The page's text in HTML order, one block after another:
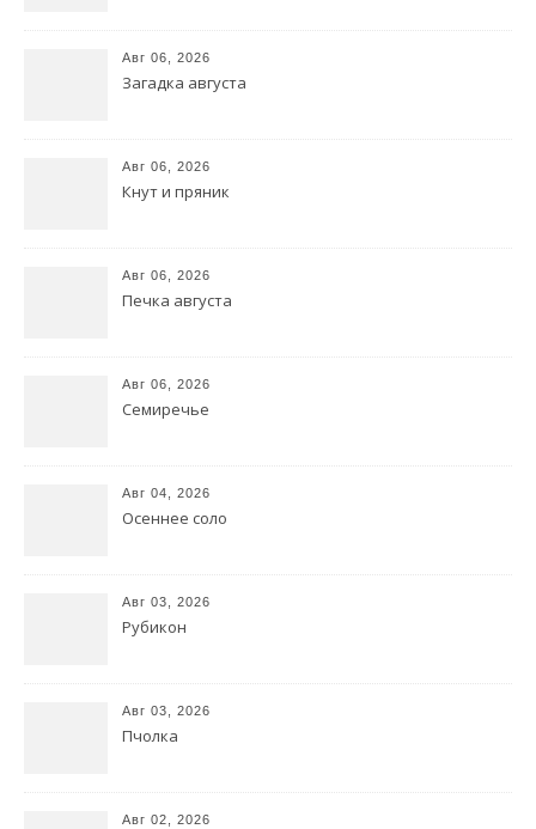
Авг 06, 2026
Загадка августа
Авг 06, 2026
Кнут и пряник
Авг 06, 2026
Печка августа
Авг 06, 2026
Семиречье
Авг 04, 2026
Осеннее соло
Авг 03, 2026
Рубикон
Авг 03, 2026
Пчолка
Авг 02, 2026